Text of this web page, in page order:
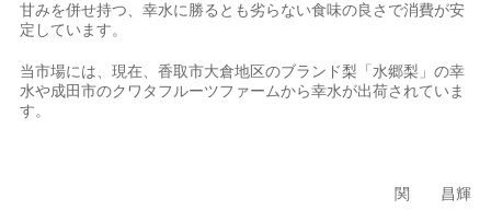
甘みを併せ持つ、幸水に勝るとも劣らない食味の良さで消費が安
定しています。
当市場には、現在、香取市大倉地区のブランド梨「水郷梨」の幸
水や成田市のクワタフルーツファームから幸水が出荷されていま
す。
関 昌輝